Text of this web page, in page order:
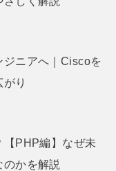
ジニアへ｜Ciscoを
り
PHP編】なぜ未
かを解説